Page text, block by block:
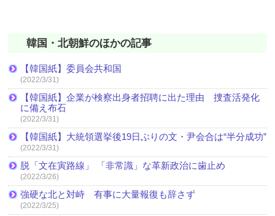
韓国・北朝鮮のほかの記事
【韓国紙】委員会共和国
(2022/3/31)
【韓国紙】企業が検察出身者招聘に出た理由 捜査活発化
に備え布石
(2022/3/31)
【韓国紙】大統領選挙後19日ぶりの文・尹会合は“半分成功”
(2022/3/31)
脱「文在寅路線」 「非常識」な革新政治に歯止め
(2022/3/26)
強硬な北と対峙 有事に大量報復も辞さず
(2022/3/25)